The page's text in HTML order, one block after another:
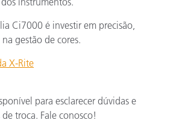
Ci7000 é investir em precisão,
gestão de cores.
X-Rite
para esclarecer dúvidas e
troca. Fale conosco!